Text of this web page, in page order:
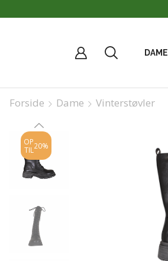
DAME
Forside Dame Vinterstøvler
OP
TIL 20%